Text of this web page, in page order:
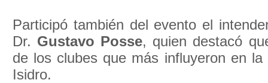
Participó también del evento el
Dr. Gustavo Posse, quien destacó
de los clubes que más influyeron en
Isidro.